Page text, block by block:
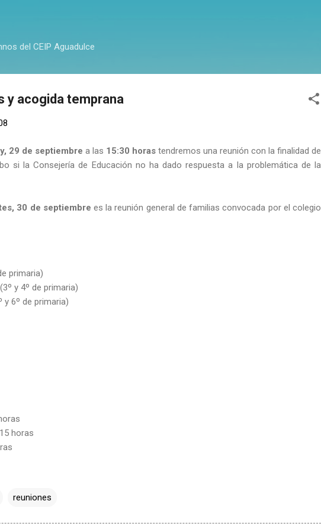
del CEIP Aguadulce
y acogida temprana
29 de septiembre a las 15:30 horas tendremos una reunión con la finalidad de
si la Consejería de Educación no ha dado respuesta a la problemática de la
30 de septiembre es la reunión general de familias convocada por el colegio
primaria)
y 4º de primaria)
y 6º de primaria)
horas
reuniones